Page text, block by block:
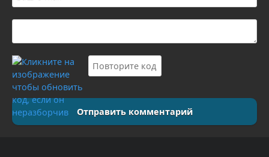
Отправить комментарий